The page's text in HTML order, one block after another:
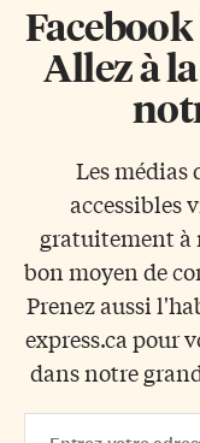
Allez à
Les
accessibles
gratuitement à
bon moyen de
Prenez aussi
express.ca pour
dans notre